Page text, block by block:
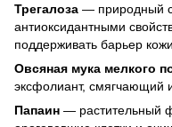
Трегалоза — природный
антиоксидантными
поддерживать барьер кожи.
Овсяная мука мелкого
эксфолиант, смягчающий
Папаин — растительный